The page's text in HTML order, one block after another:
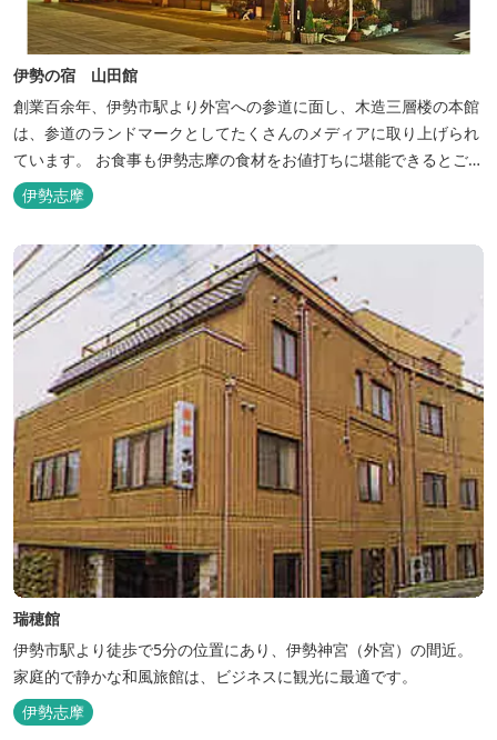
伊勢の宿 山田館
創業百余年、伊勢市駅より外宮への参道に面し、木造三層楼の本館
は、参道のランドマークとしてたくさんのメディアに取り上げられ
ています。 お食事も伊勢志摩の食材をお値打ちに堪能できるとご好
評いただいています。
伊勢志摩
瑞穂館
伊勢市駅より徒歩で5分の位置にあり、伊勢神宮（外宮）の間近。
家庭的で静かな和風旅館は、ビジネスに観光に最適です。
伊勢志摩